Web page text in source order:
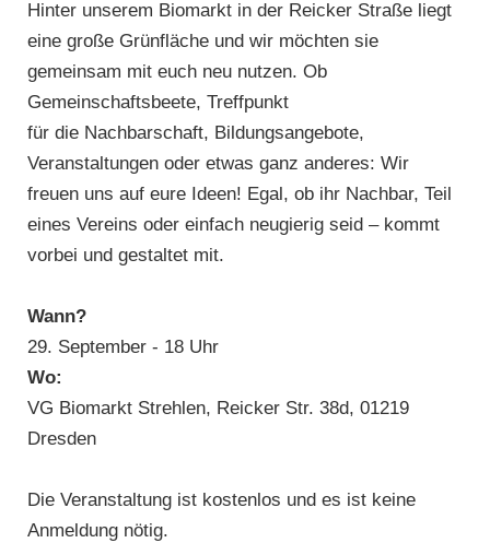
Hinter unserem Biomarkt in der Reicker Straße liegt
eine große Grünfläche und wir möchten sie
gemeinsam mit euch neu nutzen. Ob
Gemeinschaftsbeete, Treffpunkt
für die Nachbarschaft, Bildungsangebote,
Veranstaltungen oder etwas ganz anderes: Wir
freuen uns auf eure Ideen! Egal, ob ihr Nachbar, Teil
eines Vereins oder einfach neugierig seid – kommt
vorbei und gestaltet mit.
Wann?
29. September - 18 Uhr
Wo:
VG Biomarkt Strehlen, Reicker Str. 38d, 01219
Dresden
Die Veranstaltung ist kostenlos und es ist keine
Anmeldung nötig.